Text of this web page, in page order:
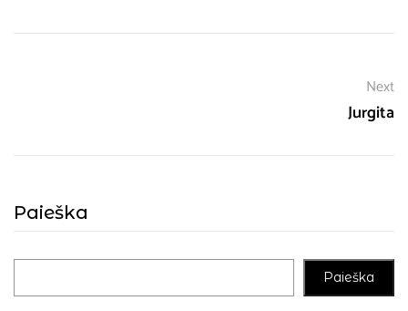
Paieška
Paieška
Next
Jurgita